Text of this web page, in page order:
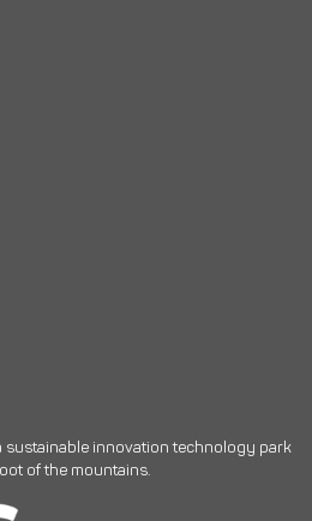
sustainable innovation technology park
of the mountains.